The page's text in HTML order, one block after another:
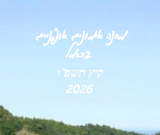
מחנה אימונים אופניים
בכרמל
קיץ תשפ"ו
2026